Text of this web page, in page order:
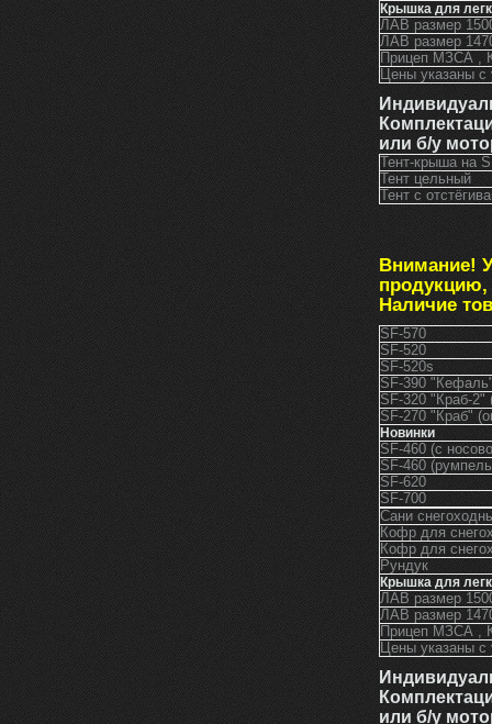
Крышка для
ЛАВ размер
ЛАВ размер
Прицеп МЗСА
Цены указаны с
или б/у
Тент-
Тент цельный
Тент с
Внимание!
продукцию,
Наличие
SF-570
SF-520
SF-520s
SF-390
SF-320 "Краб-2"
SF-270 "Краб"
Новинки
SF-460 (с
SF-460
SF-620
SF-700
Сани
Кофр для
Кофр для
Рундук
Крышка для
ЛАВ размер
ЛАВ размер
Прицеп МЗСА ,
Цены указаны с
или б/у